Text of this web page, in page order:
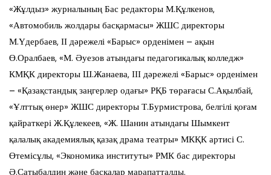
«Жұлдыз» журналының Бас редакторы М.Құлкенов,
«Автомобиль жолдары басқармасы» ЖШС директоры
М.Үдербаев, ІІ дәрежелі «Барыс» орденімен – ақын
Ө.Оралбаев, «М. Әуезов атындағы педагогикалық колледж»
КМҚК директоры Ш.Жанаева, ІІІ дәрежелі «Барыс» орденімен
– «Қазақстандық заңгерлер одағы» РҚБ төрағасы С.Ақылбай,
«Ұлттық өнер» ЖШС директоры Т.Бурмистрова, белгілі қоғам
қайраткері Ж.Құлекеев, «Ж. Шанин атындағы Шымкент
қалалық академиялық қазақ драма театры» МКҚК артисі С.
Өтемісұлы, «Экономика институты» РМК бас директоры
Ә.Сатыбалдин және басқалар марапатталды.